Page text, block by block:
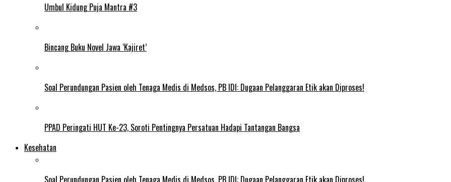
Umbul Kidung Puja Mantra #3
Bincang Buku Novel Jawa ‘Kajiret’
Soal Perundungan Pasien oleh Tenaga Medis di Medsos, PB IDI: Dugaan Pelanggaran Etik akan Diproses!
PPAD Peringati HUT Ke-23, Soroti Pentingnya Persatuan Hadapi Tantangan Bangsa
Kesehatan
Soal Perundungan Pasien oleh Tenaga Medis di Medsos, PB IDI: Dugaan Pelanggaran Etik akan Diproses!